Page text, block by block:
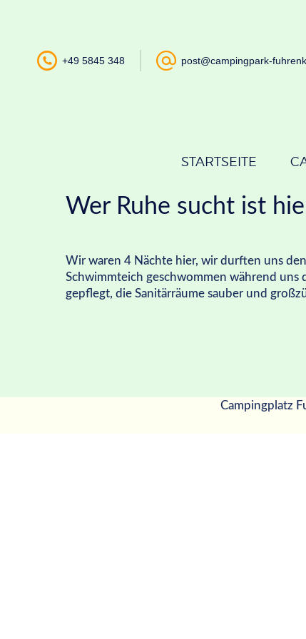
+49 5845 348 post@campingpark-
STARTSEITE
Wer Ruhe sucht ist
Wir waren 4 Nächte hier, wir durften uns
Schwimmteich geschwommen während uns
gepflegt, die Sanitärräume sauber und
Campingplatz